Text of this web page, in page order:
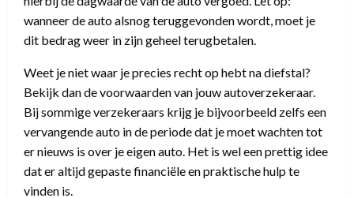
wanneer de auto alsnog teruggevonden wordt, moet je
dit bedrag weer in zijn geheel terugbetalen.
Weet je niet waar je precies recht op hebt na diefstal?
Bekijk dan de voorwaarden van jouw autoverzekeraar.
Bij sommige verzekeraars krijg je bijvoorbeeld zelfs een
vervangende auto in de periode dat je moet wachten tot
er nieuws is over je eigen auto. Het is wel een prettig idee
dat er altijd gepaste financiële en praktische hulp te
vinden is.